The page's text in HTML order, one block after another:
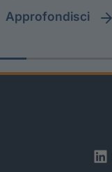
approfondisci